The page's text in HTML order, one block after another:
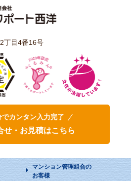
丁目4番16号
でカンタン入力完了
せ・お見積はこちら
マンション管理組合の
お客様